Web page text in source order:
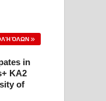
ΌΛΩΝ
in
KA2
of